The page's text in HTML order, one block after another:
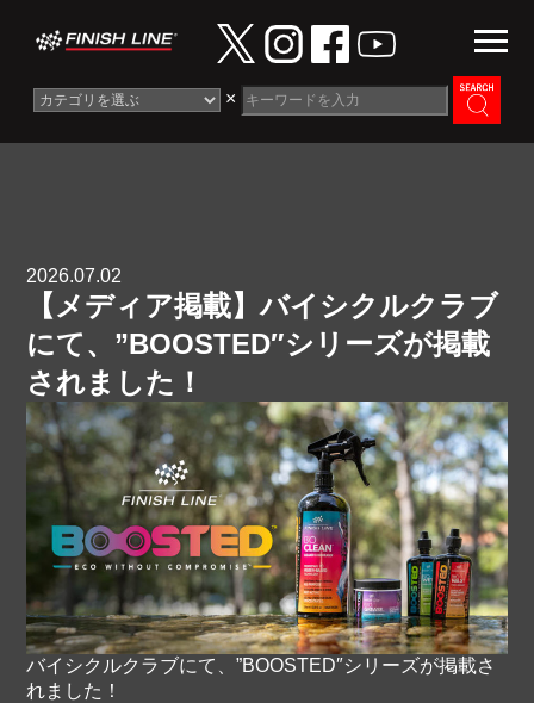
×
Maintenance Guide
Contact
2026.07.02
【メディア掲載】バイシクルクラブ
にて、”BOOSTED″シリーズが掲載
されました！
バイシクルクラブにて、”BOOSTED″シリーズが掲載さ
れました！